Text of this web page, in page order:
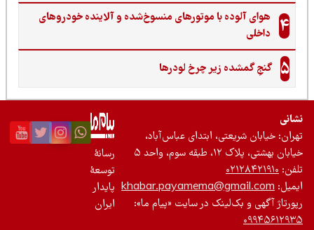
هوای آلوده با موتورهای منسوخ‌شده و آلاینده خودروهای
داخلی
گنجِ گمشده زیر چرخ لودرها
خیابان شریعتی، ابتدای عباس‌آباد،
بهشتی، پلاک ۱۲، طبقه سوم، واحد ۵
۰۲۱۲۸۴۲۱۹۱۰
khabar.payamema@gmail.com
آگهی و بک‌لینک در سایت «پیام ما»:
رسانۀ
توسعۀ
پایدار
ایران